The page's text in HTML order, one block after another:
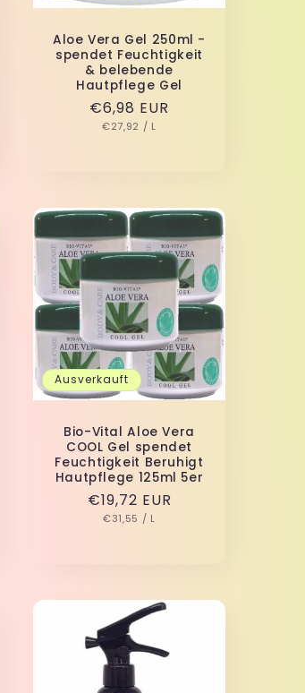
Aloe Vera Gel 250ml -
spendet Feuchtigkeit
& belebende
Hautpflege Gel
Normaler
Preis
€6,98 EUR
GRUNDPREIS
€27,92 / PRO
L
Ausverkauft
Bio-Vital Aloe Vera
COOL Gel spendet
Feuchtigkeit Beruhigt
Hautpflege 125ml 5er
Normaler
Preis
€19,72 EUR
GRUNDPREIS
€31,55 / PRO
L